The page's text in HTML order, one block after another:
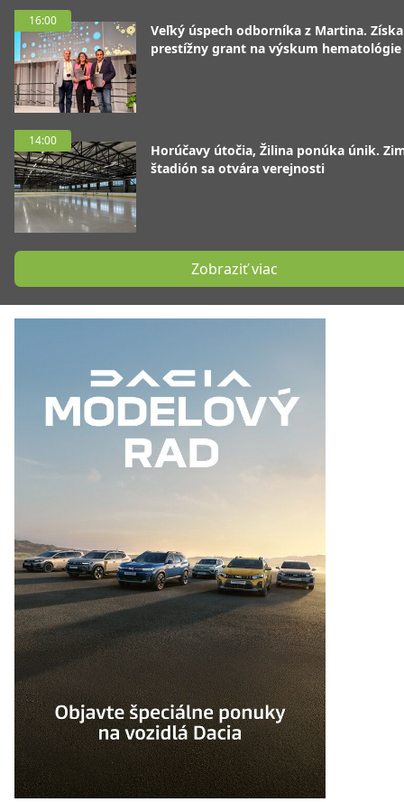
16:00
Veľký úspech odborníka z Martina.
prestížny grant na výskum hematológie
14:00
Horúčavy útočia, Žilina ponúka únik.
štadión sa otvára verejnosti
Zobraziť viac